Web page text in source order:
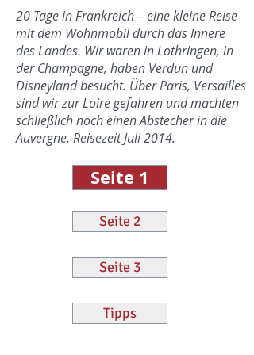
20 Tage in Frankreich – eine kleine Reise
mit dem Wohnmobil durch das Innere
des Landes. Wir waren in Lothringen, in
der Champagne, haben Verdun und
Disneyland besucht. Über Paris, Versailles
sind wir zur Loire gefahren und machten
schließlich noch einen Abstecher in die
Auvergne. Reisezeit Juli 2014.
Seite 1
Seite 2
Seite 3
Tipps